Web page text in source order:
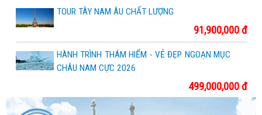
TOUR TÂY NAM ÂU CHẤT LƯỢNG
91,900,000 đ
HÀNH TRÌNH THÁM HIỂM - VẺ ĐẸP NGOẠN MỤC
CHÂU NAM CỰC 2026
499,000,000 đ
HÀNH TRÌNH KHÁM PHÁ 4 NƯỚC NAM MỸ: